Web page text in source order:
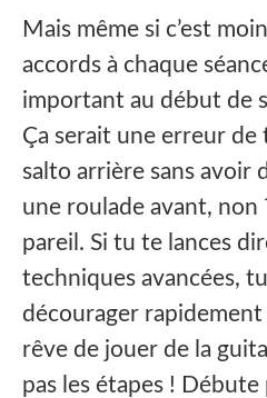
Mais même si c’est
accords à chaque
important au début de
Ça serait une erreur
salto arrière sans avoir
une roulade avant, non
pareil. Si tu te lances
techniques avancées,
décourager
rêve de jouer de la
pas les étapes ! Débute